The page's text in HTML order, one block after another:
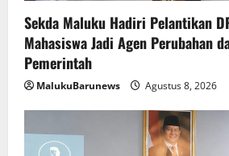
Sekda Maluku Hadiri Pelantikan
Mahasiswa Jadi Agen Perubahan
Pemerintah
MalukuBarunews Agustus 8, 2026